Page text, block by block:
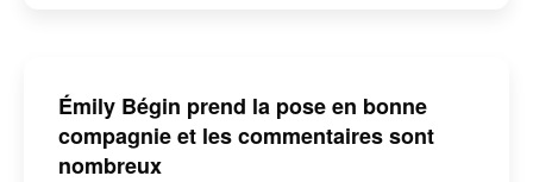
Émily Bégin prend la pose en bonne
compagnie et les commentaires sont
nombreux